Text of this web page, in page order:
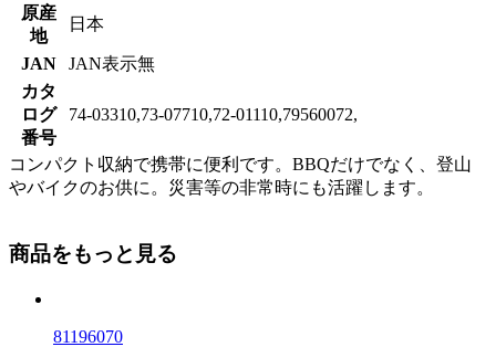
原産
地
日本
JAN
JAN表示無
カタ
ログ
番号
74-03310,73-07710,72-01110,79560072,
コンパクト収納で携帯に便利です。BBQだけでなく、登山
やバイクのお供に。災害等の非常時にも活躍します。
商品をもっと見る
81196070